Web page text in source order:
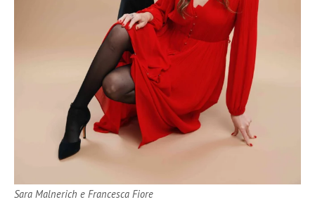
Sara Malnerich e Francesca Fiore